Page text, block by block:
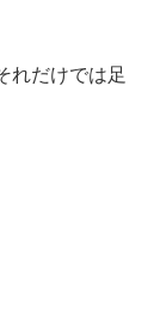
れだけでは足